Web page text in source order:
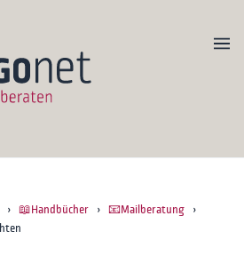
› 📖Handbücher › 📧Mailberatung ›